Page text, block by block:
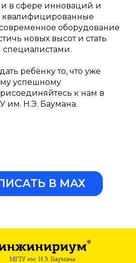
в сфере инноваций и
квалифицированные
оборудование
новых высот и стать
ребёнку то, что уже
успешному
к нам в
Н.Э. Баумана.
В МАХ